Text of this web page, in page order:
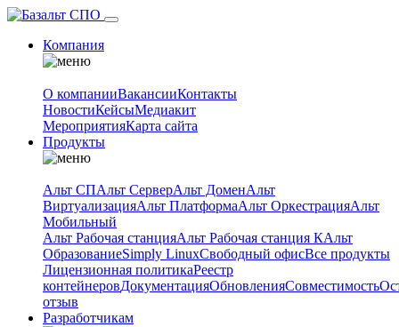
Компания
О компанииВакансииКонтакты
НовостиКейсыМедиакит
МероприятияКарта сайта
Продукты
Альт СПАльт СерверАльт ДоменАльт
ВиртуализацияАльт ПлатформаАльт ОркестрацияАльт
Мобильный
Альт Рабочая станцияАльт Рабочая станция КАльт
ОбразованиеSimply LinuxСвободный офисВсе продукты
Лицензионная политикаРеестр
контейнеровДокументацияОбновленияСовместимость
отзыв
Разработчикам